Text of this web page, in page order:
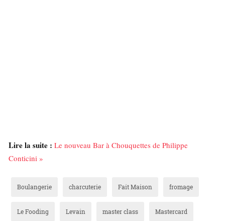
Lire la suite : Le nouveau Bar à Chouquettes de Philippe
Conticini »
Boulangerie charcuterie Fait Maison fromage
Le Fooding Levain master class Mastercard